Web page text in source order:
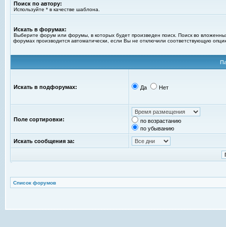
Поиск по автору:
Используйте * в качестве шаблона.
Искать в форумах:
Выберите форум или форумы, в которых будет произведен поиск. Поиск во
форумах производится автоматически, если Вы не отключили соответствующую
Искать в подфорумах: Да Нет
Поле сортировки:
по возрастанию
по убыванию
Искать сообщения за:
Список форумов